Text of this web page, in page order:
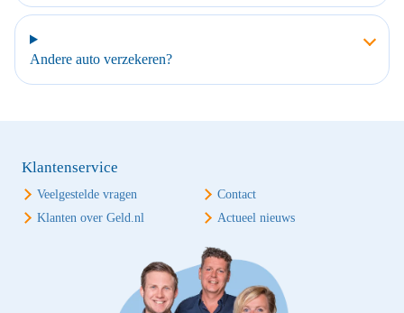
Andere auto verzekeren?
Klantenservice
Veelgestelde vragen
Contact
Klanten over Geld.nl
Actueel nieuws